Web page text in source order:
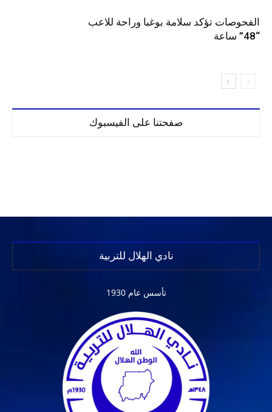
الفحوصات تؤكد سلامة بوغبا وراحة للاعب
“48” ساعة
صفحتنا على الفيسبوك
نادي الهلال للتربية
تأسس عام 1930